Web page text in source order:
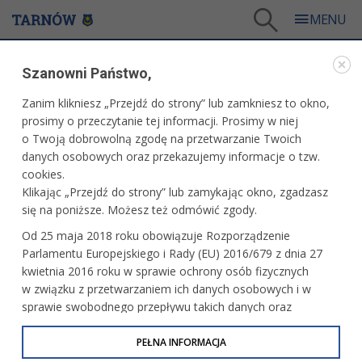
ŚWIĄTECZNE GODZINY OTWARCIA TCI
03.04.2026, 13:58
Mieszczące się przy Rynku 7, Tarnowskie Centrum
Informacji poinformowało o godzinach otwarcia
w najbliższych dniach.
Szanowni Państwo,
Zanim klikniesz „Przejdź do strony” lub zamkniesz to okno,
prosimy o przeczytanie tej informacji. Prosimy w niej
o Twoją dobrowolną zgodę na przetwarzanie Twoich
danych osobowych oraz przekazujemy informacje o tzw.
cookies.
Klikając „Przejdź do strony” lub zamykając okno, zgadzasz
się na poniższe. Możesz też odmówić zgody.
Od 25 maja 2018 roku obowiązuje Rozporządzenie
Parlamentu Europejskiego i Rady (EU) 2016/679 z dnia 27
kwietnia 2016 roku w sprawie ochrony osób fizycznych
w związku z przetwarzaniem ich danych osobowych i w
sprawie swobodnego przepływu takich danych oraz
uchylenia dyrektywy 95/46/WE (określane jako RODO, GDPR
lub Ogólne Rozporządzenie o Ochronie Danych
PEŁNA INFORMACJA